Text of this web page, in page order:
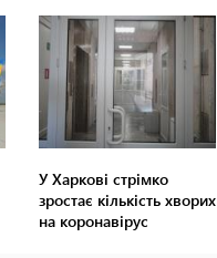
У Харкові стрімко
зростає кількість хворих
на коронавірус